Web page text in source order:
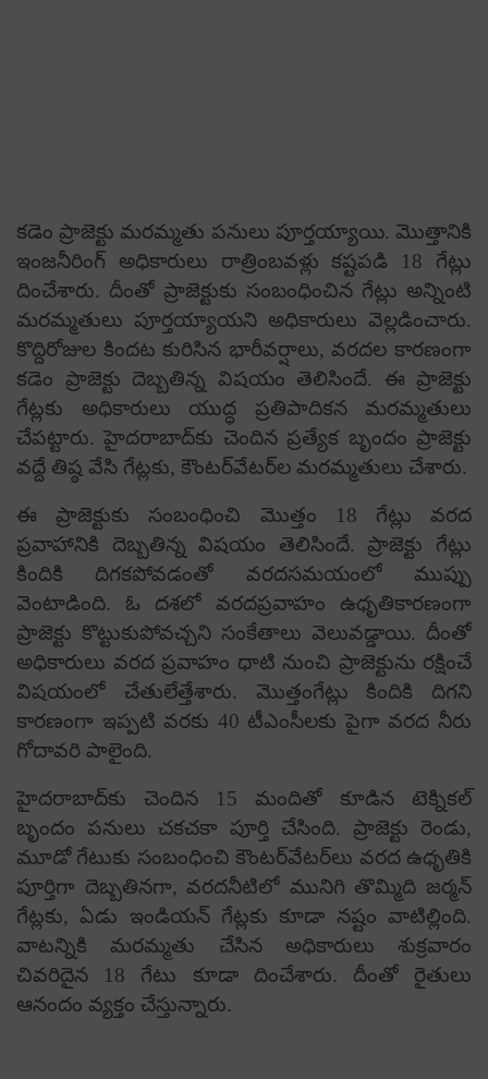
క‌డెం ప్రాజెక్టు మ‌ర‌మ్మ‌తు ప‌నులు పూర్త‌య్యాయి. మొత్తానికి
ఇంజ‌నీరింగ్ అధికారులు రాత్రింబవళ్లు క‌ష్ట‌ప‌డి 18 గేట్లు
దించేశారు. దీంతో ప్రాజెక్టుకు సంబంధించిన గేట్లు అన్నింటి
మ‌ర‌మ్మ‌తులు పూర్త‌య్యాయ‌ని అధికారులు వెల్ల‌డించారు.
కొద్దిరోజుల కింద‌ట‌ కురిసిన భారీవర్షాలు, వరదల కారణంగా
క‌డెం ప్రాజెక్టు దెబ్బ‌తిన్న విష‌యం తెలిసిందే. ఈ ప్రాజెక్టు
గేట్లకు అధికారులు యుద్ధ ప్రతిపాదికన మరమ్మతులు
చేప‌ట్టారు. హైదరాబాద్‌కు చెందిన ప్ర‌త్యేక బృందం ప్రాజెక్టు
వద్దే తిష్ఠ వేసి గేట్లకు, కౌంటర్‌వేటర్‌ల మరమ్మతులు చేశారు.
ఈ ప్రాజెక్టుకు సంబంధించి మొత్తం 18 గేట్లు వరద
ప్రవాహానికి దెబ్బతిన్న విష‌యం తెలిసిందే. ప్రాజెక్టు గేట్లు
కిందికి దిగకపోవడంతో వరదసమయంలో ముప్పు
వెంటాడింది. ఓ దశలో వరదప్రవాహం ఉధృతికారణంగా
ప్రాజెక్టు కొట్టుకుపోవచ్చని సంకేతాలు వెలువడ్డాయి. దీంతో
అధికారులు వరద ప్రవాహం ధాటి నుంచి ప్రాజెక్టును రక్షించే
విషయంలో చేతులేత్తేశారు. మొత్తంగేట్లు కిందికి దిగని
కారణంగా ఇప్పటి వరకు 40 టీఎంసీలకు పైగా వరద నీరు
గోదావరి పాలైంది.
హైదరాబాద్‌కు చెందిన 15 మందితో కూడిన టెక్నికల్‌
బృందం ప‌నులు చ‌క‌చ‌కా పూర్తి చేసింది. ప్రాజెక్టు రెండు,
మూడో గేటుకు సంబంధించి కౌంటర్‌వేటర్‌లు వరద ఉధృతికి
పూర్తిగా దెబ్బతిన‌గా, వరదనీటిలో మునిగి తొమ్మిది జర్మన్
గేట్లకు, ఏడు ఇండియన్ గేట్ల‌కు కూడా న‌ష్టం వాటిల్లింది.
వాట‌న్నికి మ‌ర‌మ్మ‌తు చేసిన అధికారులు శుక్ర‌వారం
చివ‌రిదైన 18 గేటు కూడా దించేశారు. దీంతో రైతులు
ఆనందం వ్య‌క్తం చేస్తున్నారు.